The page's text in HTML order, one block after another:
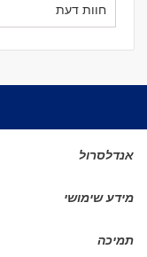
חוות דעת
אנדלסרול
מידע שימושי
תמיכה